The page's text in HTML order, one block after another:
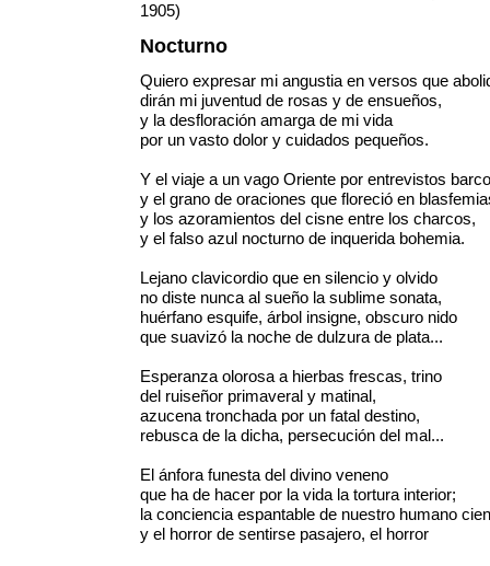
1905)
Nocturno
Quiero expresar mi angustia en versos que
dirán mi juventud de rosas y de ensueños,
y la desfloración amarga de mi vida
por un vasto dolor y cuidados pequeños.
Y el viaje a un vago Oriente por entrevistos
y el grano de oraciones que floreció en
y los azoramientos del cisne entre los charcos,
y el falso azul nocturno de inquerida bohemia.
Lejano clavicordio que en silencio y olvido
no diste nunca al sueño la sublime sonata,
huérfano esquife, árbol insigne, obscuro nido
que suavizó la noche de dulzura de plata...
Esperanza olorosa a hierbas frescas, trino
del ruiseñor primaveral y matinal,
azucena tronchada por un fatal destino,
rebusca de la dicha, persecución del mal...
El ánfora funesta del divino veneno
que ha de hacer por la vida la tortura interior;
la conciencia espantable de nuestro humano
y el horror de sentirse pasajero, el horror